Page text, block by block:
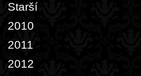
Starší
2010
2011
2012